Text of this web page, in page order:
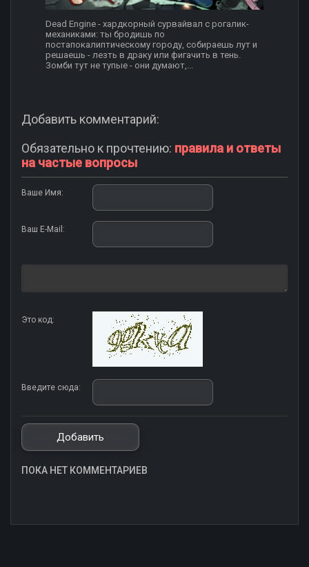
Dead Engine - хардкорный сурвайвал с рогалик-
механиками: ты бродишь по
постапокалиптическому городу, собираешь лут и
решаешь - лезть в драку или фигачить в тень.
Зомби тут не тупые - они думают,...
Добавить комментарий:
Обязательно к прочтению: правила и ответы
на частые вопросы
Ваше Имя:
Ваш E-Mail:
Это код:
Введите сюда:
ПОКА НЕТ КОММЕНТАРИЕВ